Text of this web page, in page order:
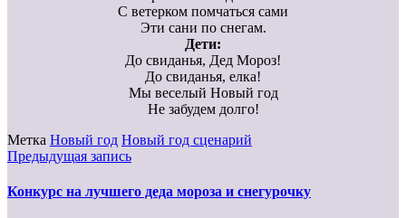
С ветерком помчаться сами
Эти сани по снегам.
Дети:
До свиданья, Дед Мороз!
До свиданья, елка!
Мы веселый Новый год
Не забудем долго!
Метка Новый год Новый год сценарий
Предыдущая запись
Конкурс на лучшего деда мороза и снегурочку